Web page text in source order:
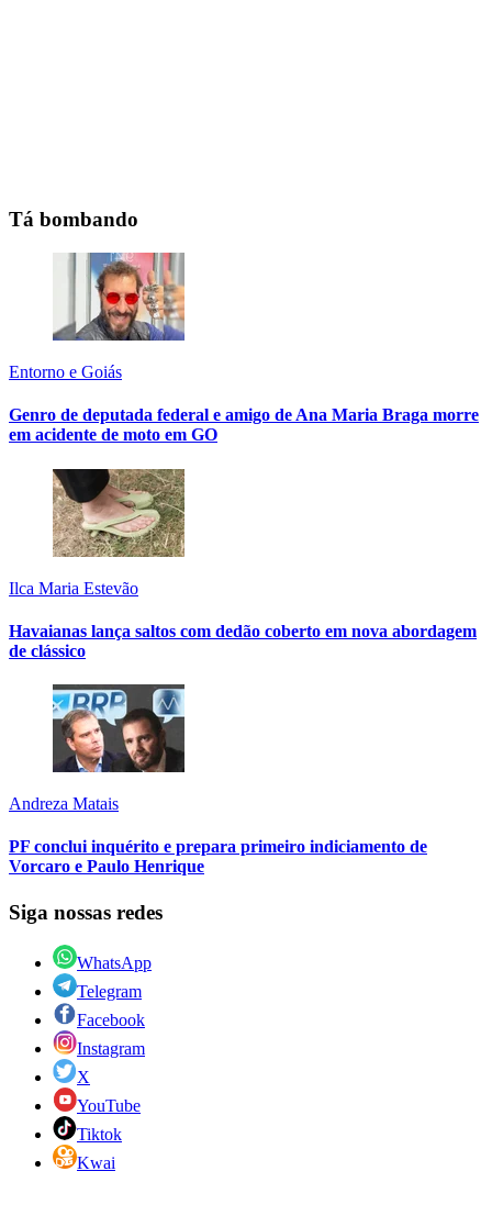
Tá bombando
Entorno e Goiás
Genro de deputada federal e amigo de Ana Maria Braga morre
em acidente de moto em GO
Ilca Maria Estevão
Havaianas lança saltos com dedão coberto em nova abordagem
de clássico
Andreza Matais
PF conclui inquérito e prepara primeiro indiciamento de
Vorcaro e Paulo Henrique
Siga nossas redes
WhatsApp
Telegram
Facebook
Instagram
X
YouTube
Tiktok
Kwai